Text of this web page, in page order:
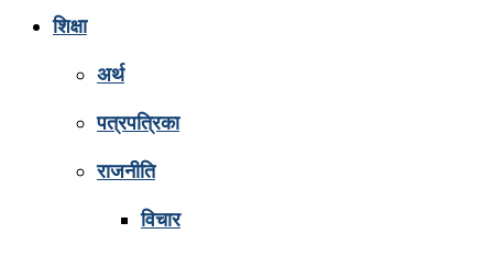
शिक्षा
अर्थ
पत्रपत्रिका
राजनीति
विचार